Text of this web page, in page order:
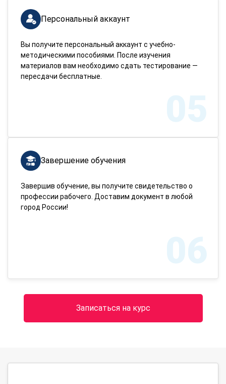
Персональный аккаунт
Вы получите персональный аккаунт с учебно-
методическими пособиями. После изучения
материалов вам необходимо сдать тестирование —
пересдачи бесплатные.
05
Завершение обучения
Завершив обучение, вы получите свидетельство о
профессии рабочего. Доставим документ в любой
город России!
06
Записаться на курс